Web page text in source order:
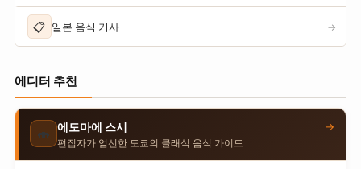
📋 일본 음식 기사 →
에디터 추천
🍣 에도마에 스시
편집자가 엄선한 도쿄의 클래식 음식 가이드
→